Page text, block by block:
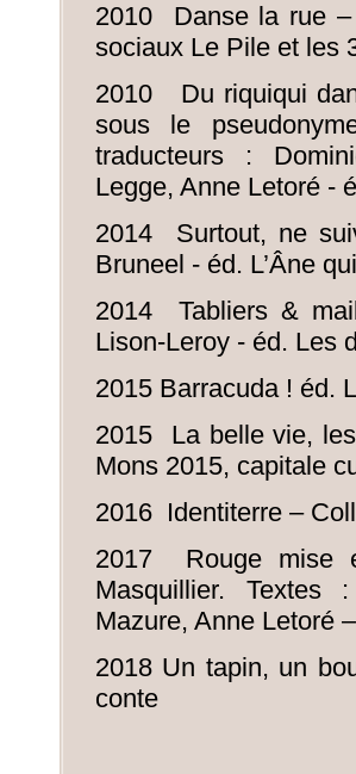
2010 Danse la rue –
sociaux Le Pile et les
2010 Du riquiqui
sous le
traducteurs :
Legge, Anne Letoré -
2014 Surtout, ne
Bruneel - éd. L’Âne
2014 Tabliers &
Lison-Leroy - éd. Les
2015 Barracuda ! éd.
2015 La belle vie,
Mons 2015, capitale
2016 Identiterre –
2017 Rouge mise
Masquillier. Textes
Mazure, Anne Letoré
2018 Un tapin, un
conte